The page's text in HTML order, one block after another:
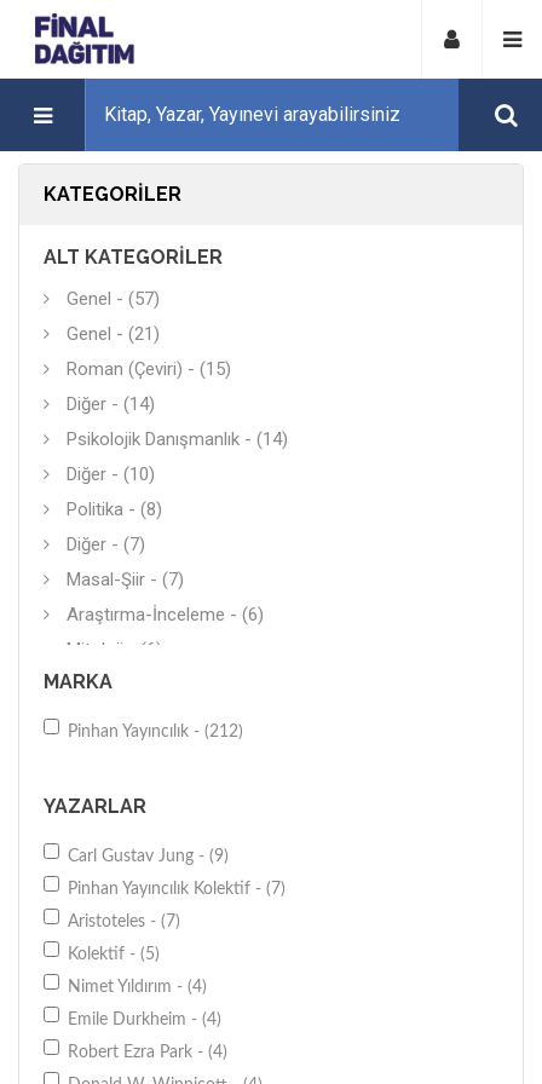
KATEGORILER
ALT KATEGORILER
Genel - (57)
Genel - (21)
Roman (Çeviri) - (15)
Diğer - (14)
Psikolojik Danışmanlık - (14)
Diğer - (10)
Politika - (8)
Diğer - (7)
Masal-Şiir - (7)
Araştırma-İnceleme - (6)
Mitoloji - (6)
Felsefe Metinleri - (5)
Bilim Felsefesi - (4)
Kadın-Erkek - (3)
Mantık - (2)
Antropoloji - (2)
Ders Kitapları - (2)
Din Sosyolojisi - (2)
MARKA
Pinhan Yayıncılık - (212)
YAZARLAR
Carl Gustav Jung - (9)
Pinhan Yayıncılık Kolektif - (7)
Aristoteles - (7)
Kolektif - (5)
Nimet Yıldırım - (4)
Emile Durkheim - (4)
Robert Ezra Park - (4)